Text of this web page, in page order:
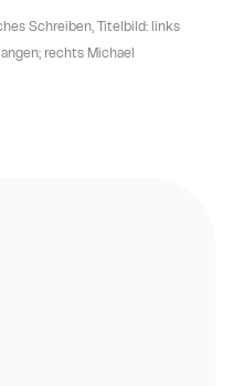
Schreiben, Titelbild: links
rechts Michael